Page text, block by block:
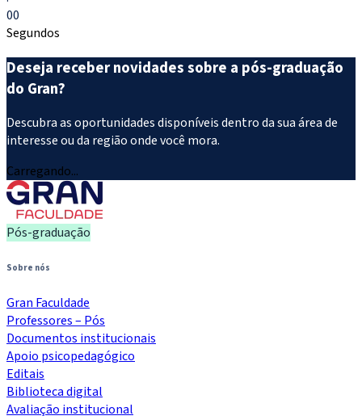
00
Segundos
Deseja receber novidades sobre a pós-graduação
do Gran?
Descubra as oportunidades disponíveis dentro da sua área de
interesse ou da região onde você mora.
Carregando...
Pós-graduação
Sobre nós
Gran Faculdade
Professores – Pós
Documentos institucionais
Apoio psicopedagógico
Editais
Biblioteca digital
Avaliação institucional